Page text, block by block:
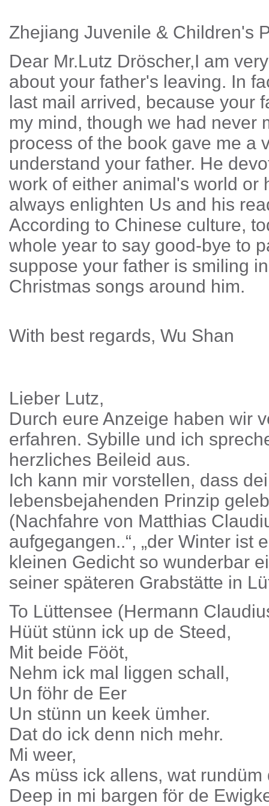
Zhejiang Juvenile & Children's
Dear Mr.Lutz Dröscher,I am
about your father's leaving. In
last mail arrived, because your
my mind, though we had never
process of the book gave me a
understand your father. He
work of either animal's world or
always enlighten Us and his
According to Chinese culture,
whole year to say good-bye to
suppose your father is smiling
Christmas songs around him.
With best regards, Wu Shan
Lieber Lutz,
Durch eure Anzeige haben wir
erfahren. Sybille und ich
herzliches Beileid aus.
Ich kann mir vorstellen, dass
lebensbejahenden Prinzip
(Nachfahre von Matthias
aufgegangen..“, „der Winter
kleinen Gedicht so wunderbar
seiner späteren Grabstätte in
To Lüttensee (Hermann
Hüüt stünn ick up de Steed,
Mit beide Fööt,
Nehm ick mal liggen schall,
Un föhr de Eer
Un stünn un keek ümher.
Dat do ick denn nich mehr.
Mi weer,
As müss ick allens, wat
Deep in mi bargen för de